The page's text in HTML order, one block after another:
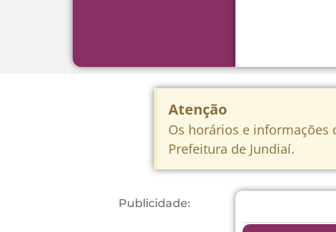
Atenção
Os horários e informações
Prefeitura de Jundiaí.
Publicidade: